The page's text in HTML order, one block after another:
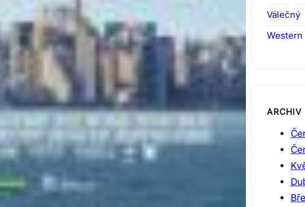
Válečný
Western
ARCHIV